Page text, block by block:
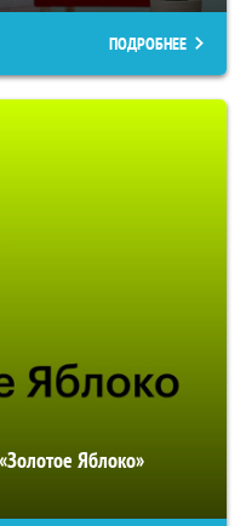
ПОДРОБНЕЕ
Яблоко»